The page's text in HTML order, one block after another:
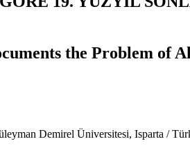
the Problem of
Demirel Üniversitesi, Isparta /